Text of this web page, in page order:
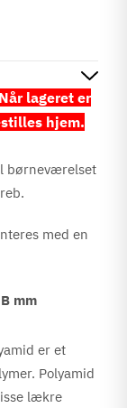
lageret er
hjem.
børneværelset
med en
mm
er et
Polyamid
lækre